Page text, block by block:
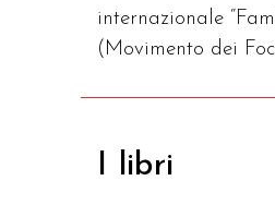
internazionale
(Movimento dei
I libri